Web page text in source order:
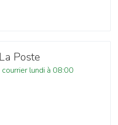
Poste
lundi à 08:00